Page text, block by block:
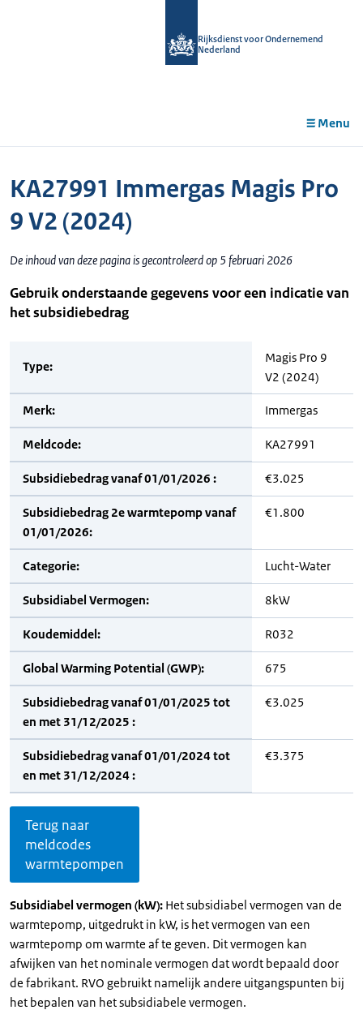
Rijksdienst voor Ondernemend
Nederland
Menu
KA27991 Immergas Magis Pro
9 V2 (2024)
De inhoud van deze pagina is gecontroleerd op 5 februari 2026
Gebruik onderstaande gegevens voor een indicatie van
het subsidiebedrag
Type:
Magis Pro 9
V2 (2024)
Merk: Immergas
Meldcode: KA27991
Subsidiebedrag vanaf 01/01/2026 : €3.025
Subsidiebedrag 2e warmtepomp vanaf
01/01/2026:
€1.800
Categorie: Lucht-Water
Subsidiabel Vermogen: 8kW
Koudemiddel: R032
Global Warming Potential (GWP): 675
Subsidiebedrag vanaf 01/01/2025 tot
en met 31/12/2025 :
€3.025
Subsidiebedrag vanaf 01/01/2024 tot
en met 31/12/2024 :
€3.375
Terug naar
meldcodes
warmtepompen
Subsidiabel vermogen (kW): Het subsidiabel vermogen van de
warmtepomp, uitgedrukt in kW, is het vermogen van een
warmtepomp om warmte af te geven. Dit vermogen kan
afwijken van het nominale vermogen dat wordt bepaald door
de fabrikant. RVO gebruikt namelijk andere uitgangspunten bij
het bepalen van het subsidiabele vermogen.